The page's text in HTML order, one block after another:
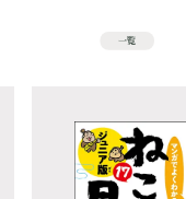
一覧